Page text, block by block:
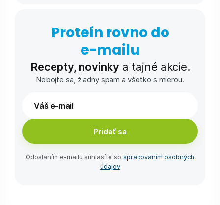
Proteín rovno do
e-⁠mailu
Recepty, novinky a tajné akcie.
Nebojte sa, žiadny spam a všetko s mierou.
Pridať sa
Odoslaním e-⁠mailu súhlasíte so spracovaním osobných
údajov